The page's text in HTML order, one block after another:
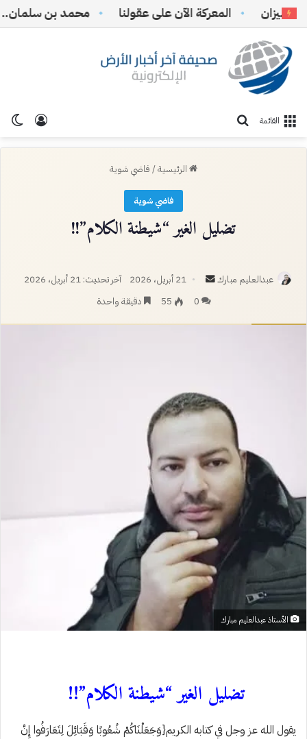
المعركة الآن على عقولنا محمد بن سلمان..
تسجيل القائمة
الرئيسية/ فاضي شوية
فاضي شوية
تضليل الغير “شيطنة الكلام”!!
عبدالعليم مبارك
أرسل
بريدا
21 أبريل، 2026
آخر تحديث: 21 أبريل، 2026
0
55 دقيقة واحدة
الأستاذ عبدالعليم مبارك
تضليل الغير “شيطنة الكلام”!!
يقول الله عز وجل في كتابه الكريم‏{وَجَعَلْنَاكُمْ شُعُوبًا وَقَبَائِلَ لِتَعَارَفُوا إِنَّ